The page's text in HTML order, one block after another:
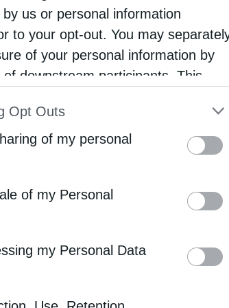
us or personal information
to your opt-out. You may
of your personal information by
downstream participants. This
that may further disclose it
Opt Outs
of my personal
of my Personal
my Personal Data
και περιοδείες στην Ελλάδα
ζεστασιά που χαρακτήρισαν και την